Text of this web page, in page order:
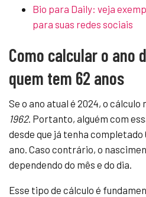
Bio para Daily: veja
para suas redes sociais
Como calcular o ano
quem tem 62 anos
Se o ano atual é 2024, o cálculo
1962. Portanto, alguém com
desde que já tenha completado
ano. Caso contrário, o
dependendo do mês e do dia.
Esse tipo de cálculo é